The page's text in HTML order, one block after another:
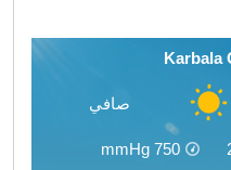
Karbala
صافي
750
mmHg